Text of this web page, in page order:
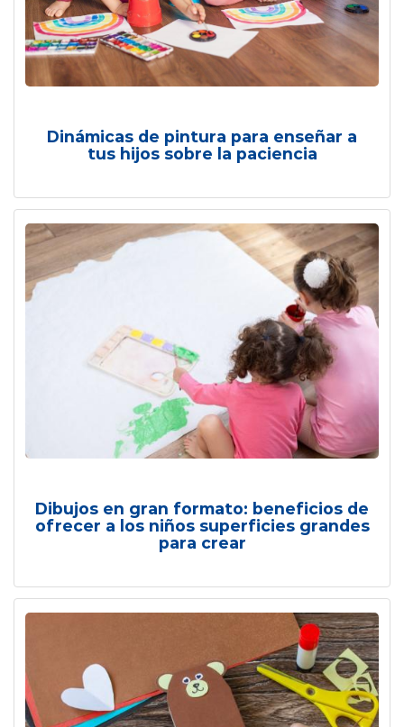
Dinámicas de pintura para enseñar a
tus hijos sobre la paciencia
Dibujos en gran formato: beneficios de
ofrecer a los niños superficies grandes
para crear